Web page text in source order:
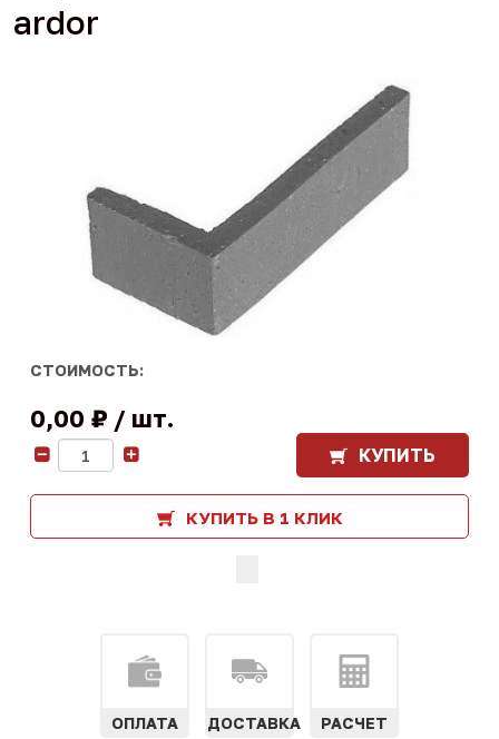
ardor
СТОИМОСТЬ:
0,00 ₽ шт.
КУПИТЬ
КУПИТЬ В 1 КЛИК
ОПЛАТА ДОСТАВКА РАСЧЕТ